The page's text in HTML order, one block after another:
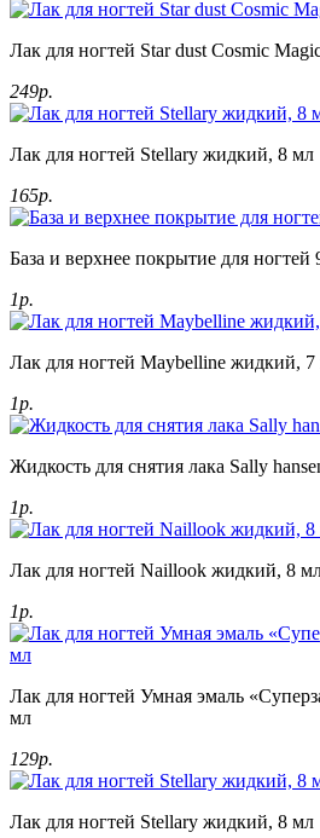
Лак для ногтей Star dust Cosmic
249р.
Лак для ногтей Stellary жидкий, 8 мл
165р.
База и верхнее покрытие для ногтей
1р.
Лак для ногтей Maybelline жидкий,
1р.
Жидкость для снятия лака Sally
1р.
Лак для ногтей Naillook жидкий, 8
1р.
Лак для ногтей Умная эмаль
мл
129р.
Лак для ногтей Stellary жидкий, 8 мл